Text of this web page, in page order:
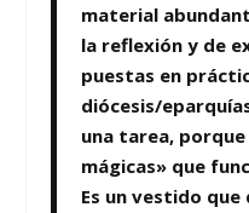
material
la reflexión y de
puestas en
diócesis/
una tarea,
mágicas» que
Es un vestido